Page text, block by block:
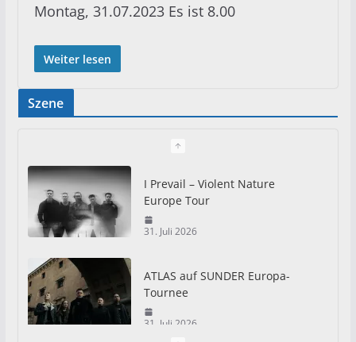
Montag, 31.07.2023 Es ist 8.00
Weiter lesen
Szene
I Prevail – Violent Nature
Europe Tour
31. Juli 2026
ATLAS auf SUNDER Europa-
Tournee
31. Juli 2026